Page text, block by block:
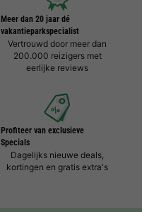
Meer dan 20 jaar dé
vakantieparkspecialist
Vertrouwd door meer dan
200.000 reizigers met
eerlijke reviews
Profiteer van exclusieve
Specials
Dagelijks nieuwe deals,
kortingen en gratis extra's